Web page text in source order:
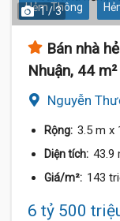
Hẻm Thông
1 / 3
Bán nhà
Nhuận, 44
Nguyễn
Rộng: 3.5 m x
Diện tích: 43.9
Giá/m²: 143
6 tỷ 500